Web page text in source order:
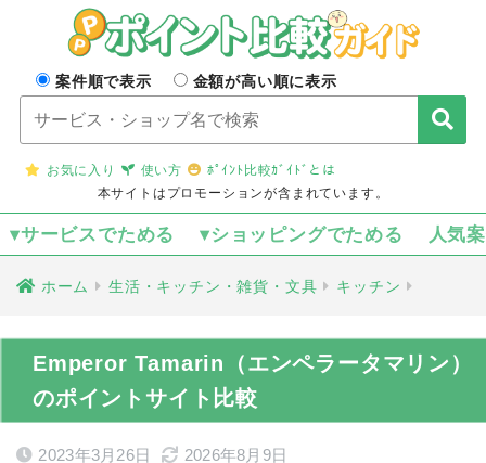
案件順で表示 金額が高い順に表示
お気に入り 使い方
ﾎﾟｲﾝﾄ比較ｶﾞｲﾄﾞとは
本サイトはプロモーションが含まれています。
▾サービスでためる ▾ショッピングでためる 人気
ホーム 生活・キッチン・雑貨・文具 キッチン
Emperor Tamarin（エンペラータマリン）
のポイントサイト比較
2023年3月26日 2026年8月9日